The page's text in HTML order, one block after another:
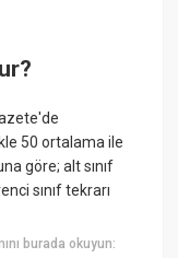
50 ortalama ile
göre; alt sınıf
sınıf tekrarı
burada okuyun: